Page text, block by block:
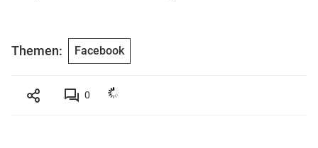
Themen: Facebook
0